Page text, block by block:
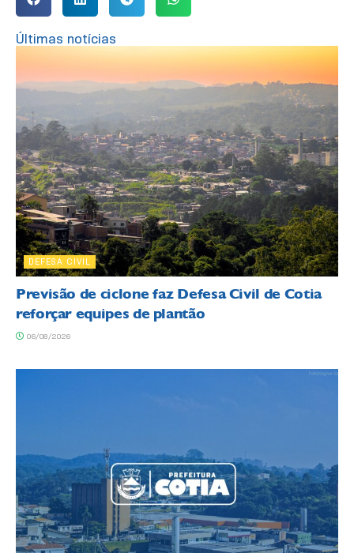
Últimas notícias
DEFESA CIVIL
Previsão de ciclone faz Defesa Civil de Cotia
reforçar equipes de plantão
06/08/2026